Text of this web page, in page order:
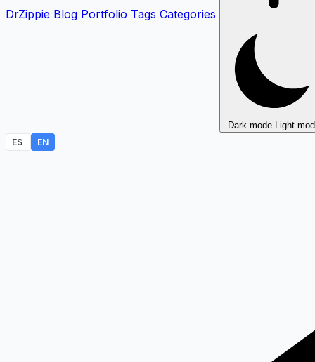
DrZippie Blog Portfolio Tags Categories
Dark mode Light
ES
EN